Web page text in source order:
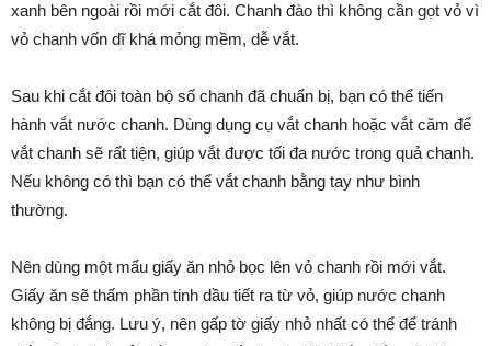
xanh bên ngoài rồi mới cắt đôi. Chanh đào thì không cần gọt vỏ vì
vỏ chanh vốn dĩ khá mỏng mềm, dễ vắt.
Sau khi cắt đôi toàn bộ số chanh đã chuẩn bị, bạn có thể tiến
hành vắt nước chanh. Dùng dụng cụ vắt chanh hoặc vắt căm để
vắt chanh sẽ rất tiện, giúp vắt được tối đa nước trong quả chanh.
Nếu không có thì bạn có thể vắt chanh bằng tay như bình
thường.
Nên dùng một mẩu giấy ăn nhỏ bọc lên vỏ chanh rồi mới vắt.
Giấy ăn sẽ thấm phần tinh dầu tiết ra từ vỏ, giúp nước chanh
không bị đắng. Lưu ý, nên gấp tờ giấy nhỏ nhất có thể để tránh